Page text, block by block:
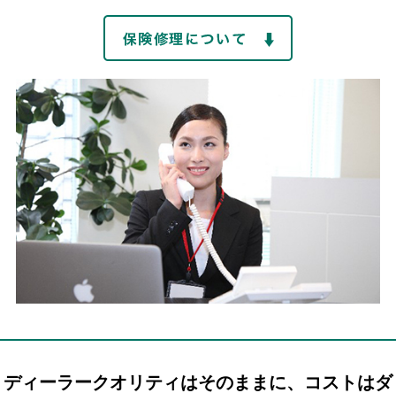
ディーラークオリティはそのままに、コストはダ